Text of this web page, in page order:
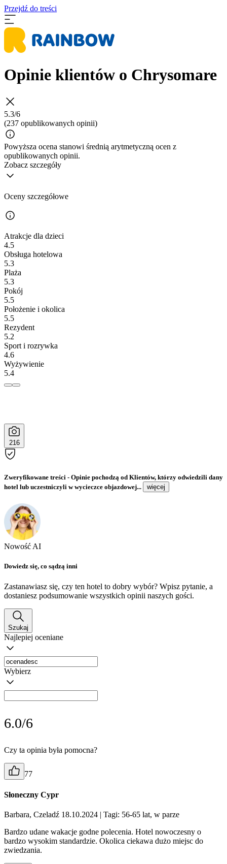
Przejdź do treści
Opinie klientów o Chrysomare
5.3/6
(237 opublikowanych opinii)
Powyższa ocena stanowi średnią arytmetyczną ocen z
opublikowanych opinii.
Zobacz szczegóły
Oceny szczegółowe
Atrakcje dla dzieci
4.5
Obsługa hotelowa
5.3
Plaża
5.3
Pokój
5.5
Położenie i okolica
5.5
Rezydent
5.2
Sport i rozrywka
4.6
Wyżywienie
5.4
216
Zweryfikowane treści - Opinie pochodzą od Klientów, którzy odwiedzili dany
hotel lub uczestniczyli w wycieczce objazdowej...
więcej
Nowość AI
Dowiedz się, co sądzą inni
Zastanawiasz się, czy ten hotel to dobry wybór? Wpisz pytanie, a
dostaniesz podsumowanie wszystkich opinii naszych gości.
Szukaj
Najlepiej oceniane
Wybierz
6.0/6
Czy ta opinia była pomocna?
77
Słoneczny Cypr
Barbara, Czeladź 18.10.2024 | Tagi: 56-65 lat, w parze
Bardzo udane wakacje godne polecenia. Hotel nowoczesny o
bardzo wysokim standardzie. Okolica ciekawa dużo miejsc do
zwiedzania.